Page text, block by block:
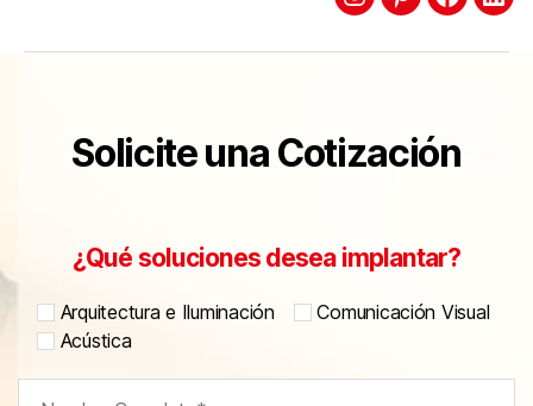
Solicite una Cotización
¿Qué soluciones desea implantar?
Arquitectura e Iluminación
Comunicación Visual
Acústica